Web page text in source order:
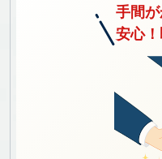
手間が
安心